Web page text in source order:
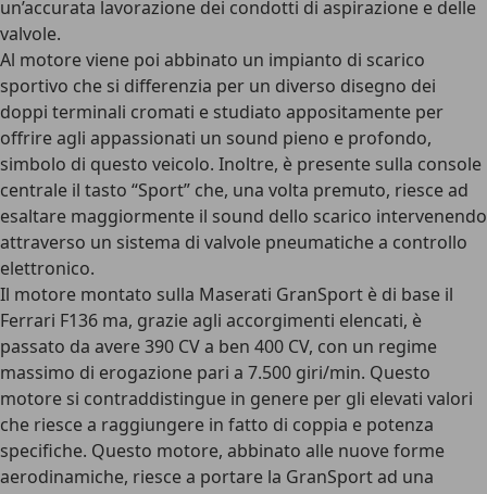
un’accurata lavorazione dei condotti di aspirazione e delle
valvole.
Al motore viene poi abbinato un impianto di scarico
sportivo che si differenzia per un diverso disegno dei
doppi terminali cromati e studiato appositamente per
offrire agli appassionati un sound pieno e profondo,
simbolo di questo veicolo. Inoltre, è presente sulla console
centrale il tasto “Sport” che, una volta premuto, riesce ad
esaltare maggiormente il sound dello scarico intervenendo
attraverso un sistema di valvole pneumatiche a controllo
elettronico.
Il motore montato sulla Maserati GranSport è di base il
Ferrari F136 ma, grazie agli accorgimenti elencati, è
passato da avere 390 CV a ben 400 CV, con un regime
massimo di erogazione pari a 7.500 giri/min. Questo
motore si contraddistingue in genere per gli elevati valori
che riesce a raggiungere in fatto di coppia e potenza
specifiche. Questo motore, abbinato alle nuove forme
aerodinamiche, riesce a portare la GranSport ad una